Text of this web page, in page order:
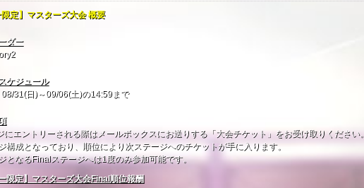
限定】マスターズ大会 概要
ダー
ケジュール
31(日)～09/06(土)の14:59まで
エントリーされる際はメールボックスにお送りする「大会チケット」をお受け取りください。
構成となっており、順位により次ステージへのチケットが手に入ります。
となるFinalステージへは1度のみ参加可能です。
限定】マスターズ大会Final順位報酬